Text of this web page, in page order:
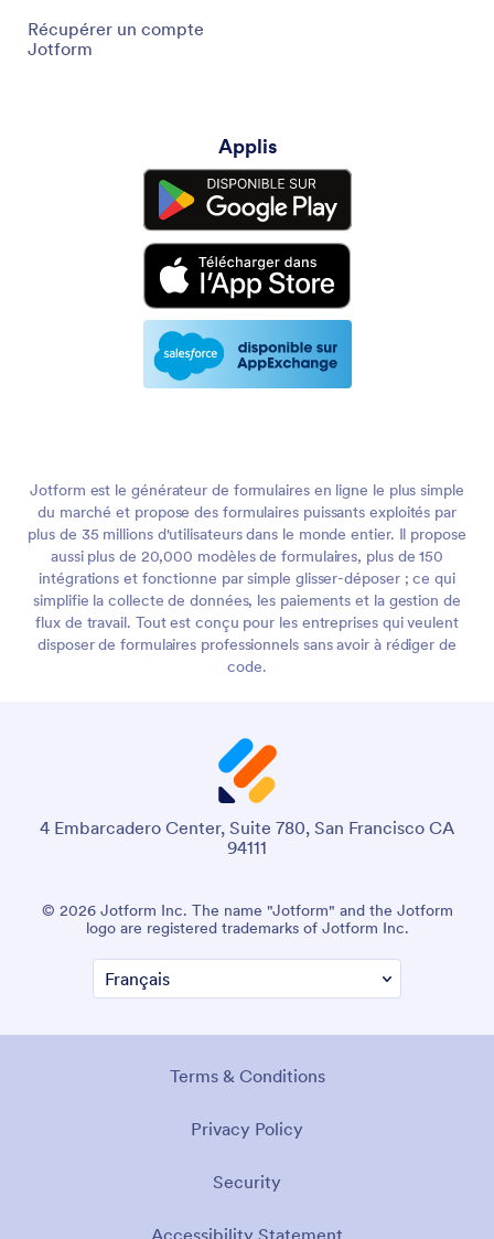
Récupérer un compte
Jotform
Applis
Jotform est le générateur de formulaires en ligne le plus simple
du marché et propose des formulaires puissants exploités par
plus de 35 millions d'utilisateurs dans le monde entier. Il propose
aussi plus de 20,000 modèles de formulaires, plus de 150
intégrations et fonctionne par simple glisser-déposer ; ce qui
simplifie la collecte de données, les paiements et la gestion de
flux de travail. Tout est conçu pour les entreprises qui veulent
disposer de formulaires professionnels sans avoir à rédiger de
code.
4 Embarcadero Center, Suite 780, San Francisco CA
94111
© 2026 Jotform Inc. The name "Jotform" and the Jotform
logo are registered trademarks of Jotform Inc.
Terms & Conditions
Privacy Policy
Security
Accessibility Statement